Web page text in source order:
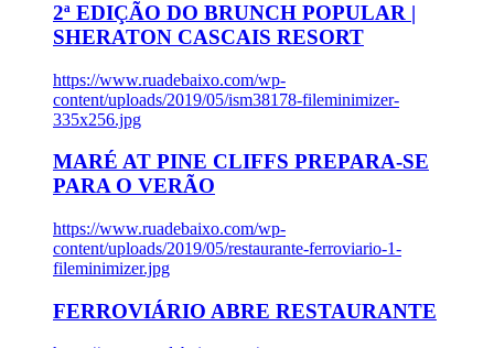
2ª EDIÇÃO DO BRUNCH POPULAR |
SHERATON CASCAIS RESORT
https://www.ruadebaixo.com/wp-
content/uploads/2019/05/ism38178-fileminimizer-
335x256.jpg
MARÉ AT PINE CLIFFS PREPARA-SE
PARA O VERÃO
https://www.ruadebaixo.com/wp-
content/uploads/2019/05/restaurante-ferroviario-1-
fileminimizer.jpg
FERROVIÁRIO ABRE RESTAURANTE